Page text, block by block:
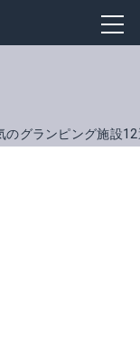
のグランピング施設